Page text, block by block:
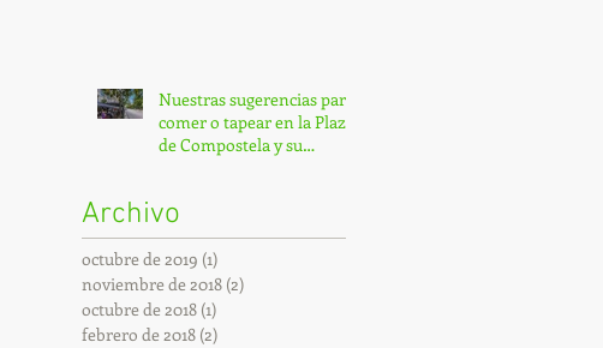
Nuestras sugerencias para
comer o tapear en la Plaza
de Compostela y su
Archivo
octubre de 2019 (1)
noviembre de 2018 (2)
octubre de 2018 (1)
febrero de 2018 (2)